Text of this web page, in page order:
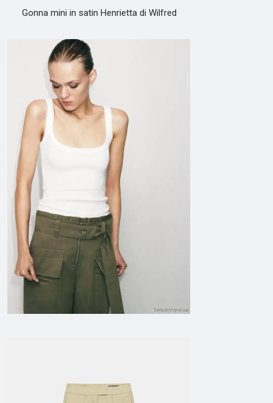
Gonna mini in satin Henrietta di Wilfred